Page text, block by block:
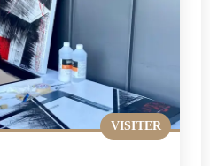
VISITER